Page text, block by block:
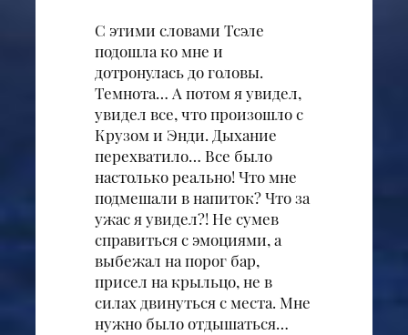
С этими словами Тсэле
подошла ко мне и
дотронулась до головы.
Темнота… А потом я увидел,
увидел все, что произошло с
Крузом и Энди. Дыхание
перехватило… Все было
настолько реально! Что мне
подмешали в напиток? Что за
ужас я увидел?! Не сумев
справиться с эмоциями, а
выбежал на порог бар,
присел на крыльцо, не в
силах двинуться с места. Мне
нужно было отдышаться…